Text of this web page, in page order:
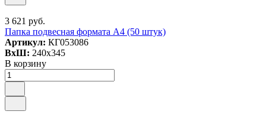
3 621 руб.
Папка подвесная формата А4 (50 штук)
Артикул: КГ053086
ВxШ: 240x345
В корзину